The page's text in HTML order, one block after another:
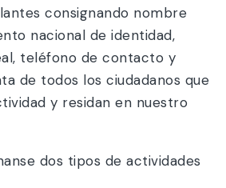
consignando nombre
nacional de identidad,
teléfono de contacto y
de todos los ciudadanos que
y residan en nuestro
dos tipos de actividades